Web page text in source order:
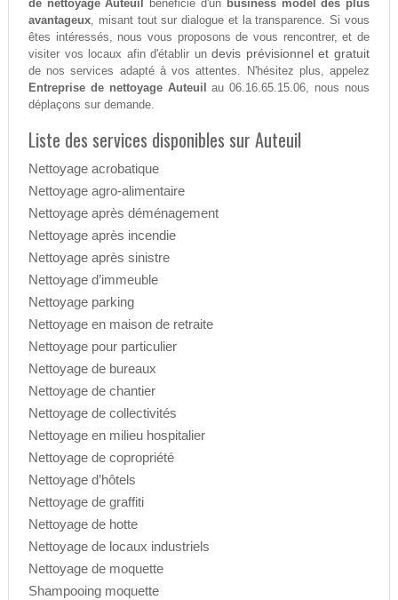
de nettoyage Auteuil bénéficie d'un business model des plus
avantageux, misant tout sur dialogue et la transparence. Si vous
êtes intéressés, nous vous proposons de vous rencontrer, et de
visiter vos locaux afin d'établir undevis prévisionnel et gratuit
de nos services adapté à vos attentes. N'hésitez plus, appelez
Entreprise de nettoyage Auteuil
au 06.16.65.15.06, nous nous
déplaçons sur demande.
Liste des services disponibles sur Auteuil
Nettoyage acrobatique
Nettoyage agro-alimentaire
Nettoyage après déménagement
Nettoyage après incendie
Nettoyage après sinistre
Nettoyage d’immeuble
Nettoyage parking
Nettoyage en maison de retraite
Nettoyage pour particulier
Nettoyage de bureaux
Nettoyage de chantier
Nettoyage de collectivités
Nettoyage en milieu hospitalier
Nettoyage de copropriété
Nettoyage d’hôtels
Nettoyage de graffiti
Nettoyage de hotte
Nettoyage de locaux industriels
Nettoyage de moquette
Shampooing moquette